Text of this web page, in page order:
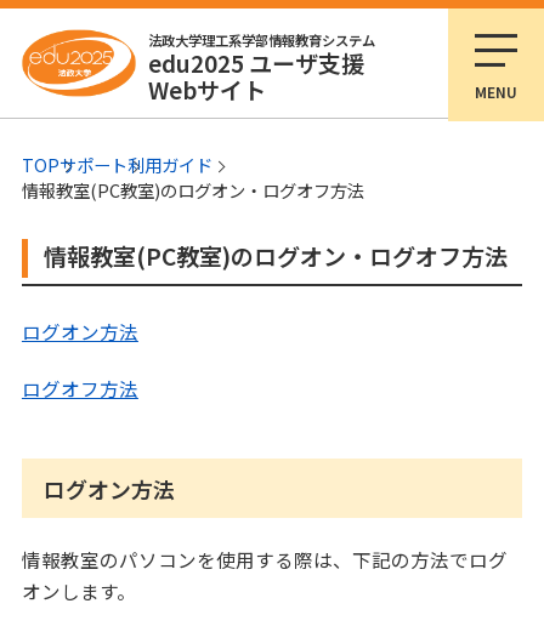
法政大学理工系学部情報教育システム
edu2025 ユーザ支援
Webサイト MENU
TOPサポート利用ガイド
情報教室(PC教室)のログオン・ログオフ方法
情報教室(PC教室)のログオン・ログオフ方法
ログオン方法
ログオフ方法
ログオン方法
情報教室のパソコンを使用する際は、下記の方法でログ
オンします。